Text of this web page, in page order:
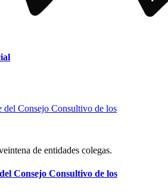
de entidades colegas.
Consejo Consultivo de los